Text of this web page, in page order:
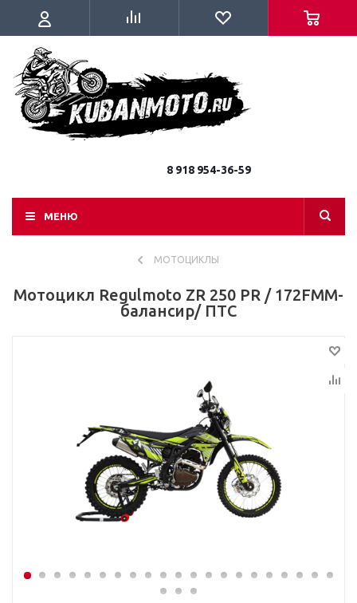
8 918 954-36-59
МЕНЮ
МОТОЦИКЛЫ
Мотоцикл Regulmoto ZR 250 PR / 172FMM-
балансир/ ПТС